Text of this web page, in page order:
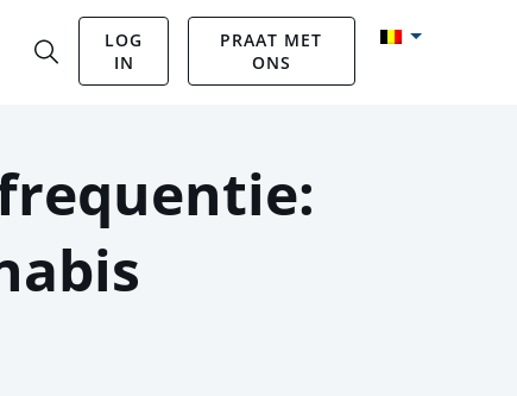
LOG
IN
PRAAT MET
ONS